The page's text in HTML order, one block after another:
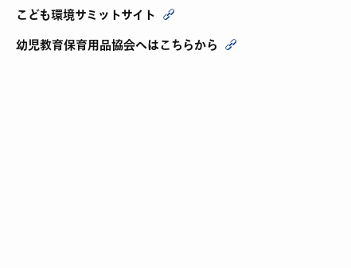
こども環境サミットサイト
幼児教育保育用品協会へはこちらから